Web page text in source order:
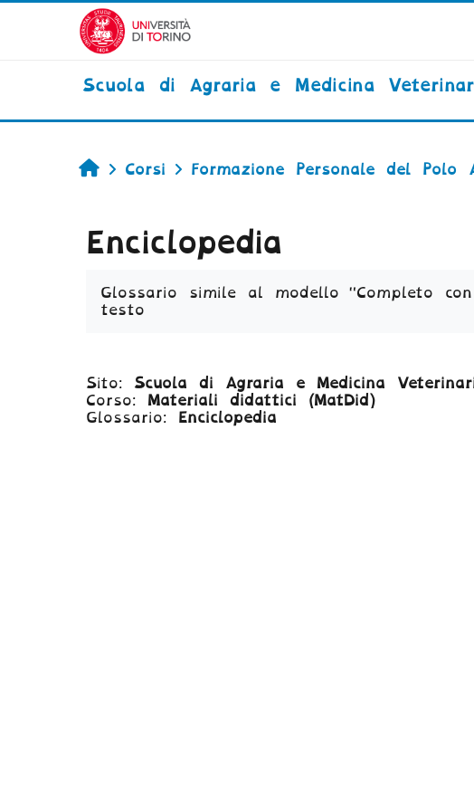
Vai al contenuto principale
Scuola di Agraria e Medicina
Home
Corsi Formazione Personale del Polo
Enciclopedia
Glossario simile al modello "Completo
testo
Sito: Scuola di Agraria e Medicina
Corso: Materiali didattici (MatDid)
Glossario: Enciclopedia